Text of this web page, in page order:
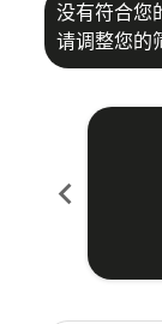
没有符合您
请调整您的
chevron_left